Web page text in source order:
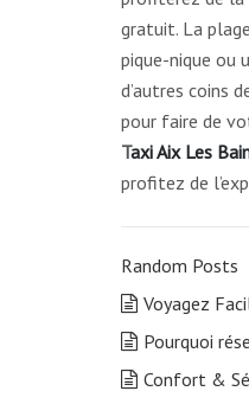
gratuit. La
pique-nique ou
d’autres coins
pour faire de
Taxi Aix Les
profitez de
Random Posts
Voyagez
Pourquoi
Confort &